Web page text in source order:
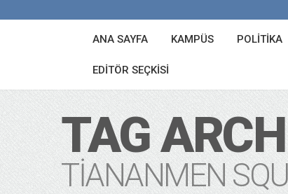
ANA SAYFA KAMPÜS POLITIKA
EDITÖR SEÇKISI
TAG
TIANANMEN